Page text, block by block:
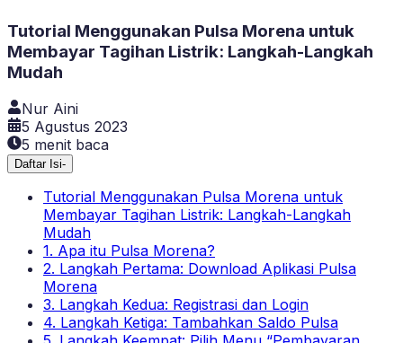
Tutorial Menggunakan Pulsa Morena untuk
Membayar Tagihan Listrik: Langkah-Langkah
Mudah
Nur Aini
5 Agustus 2023
5 menit baca
Daftar Isi-
Tutorial Menggunakan Pulsa Morena untuk
Membayar Tagihan Listrik: Langkah-Langkah
Mudah
1. Apa itu Pulsa Morena?
2. Langkah Pertama: Download Aplikasi Pulsa
Morena
3. Langkah Kedua: Registrasi dan Login
4. Langkah Ketiga: Tambahkan Saldo Pulsa